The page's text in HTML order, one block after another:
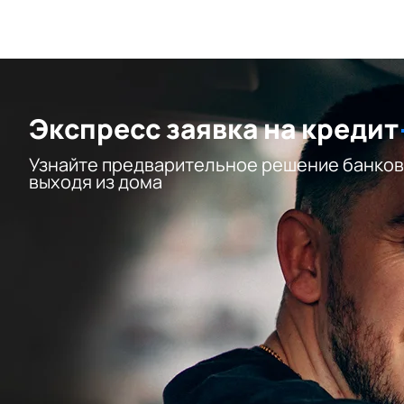
Экспресс заявка на кредит
Узнайте предварительное решение
выходя из дома